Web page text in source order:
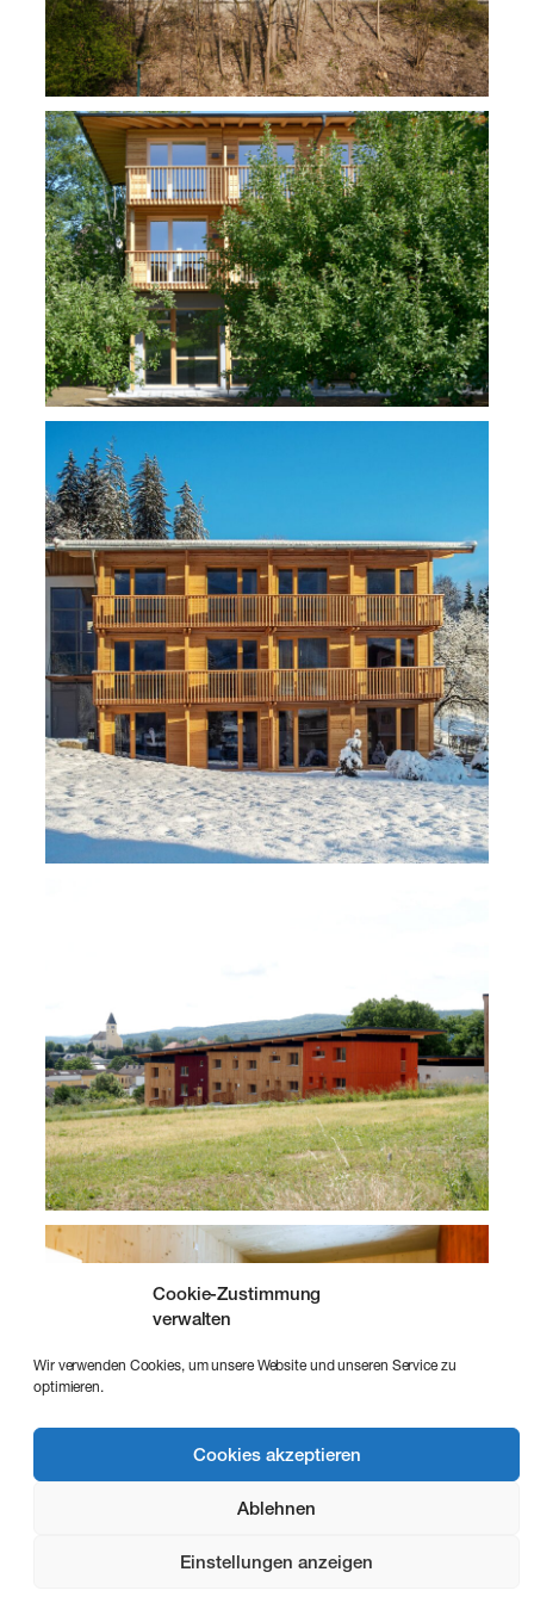
Cookie-Zustimmung
verwalten
Wir verwenden Cookies, um unsere Website und unseren Service zu
optimieren.
Cookies akzeptieren
Ablehnen
Einstellungen anzeigen